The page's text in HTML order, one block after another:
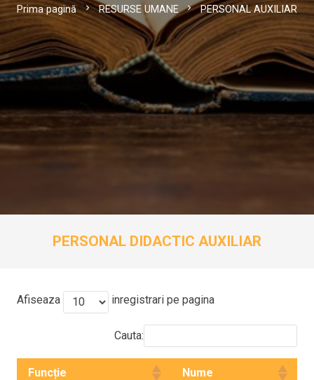
Prima pagină chevron_right RESURSE UMANE chevron_right PERSONAL AUXILIAR
PERSONAL DIDACTIC AUXILIAR
Afiseaza inregistrari pe pagina
Cauta:
Funcție Nume